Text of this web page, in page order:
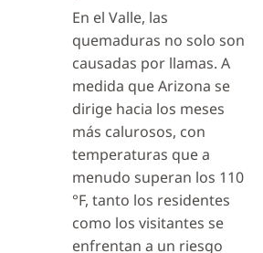
En el Valle, las
quemaduras no solo son
causadas por llamas. A
medida que Arizona se
dirige hacia los meses
más calurosos, con
temperaturas que a
menudo superan los 110
°F, tanto los residentes
como los visitantes se
enfrentan a un riesgo